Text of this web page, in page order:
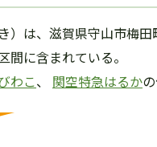
）は、滋賀県守山市梅
間に含まれている。
わこ、 関空特急はるか